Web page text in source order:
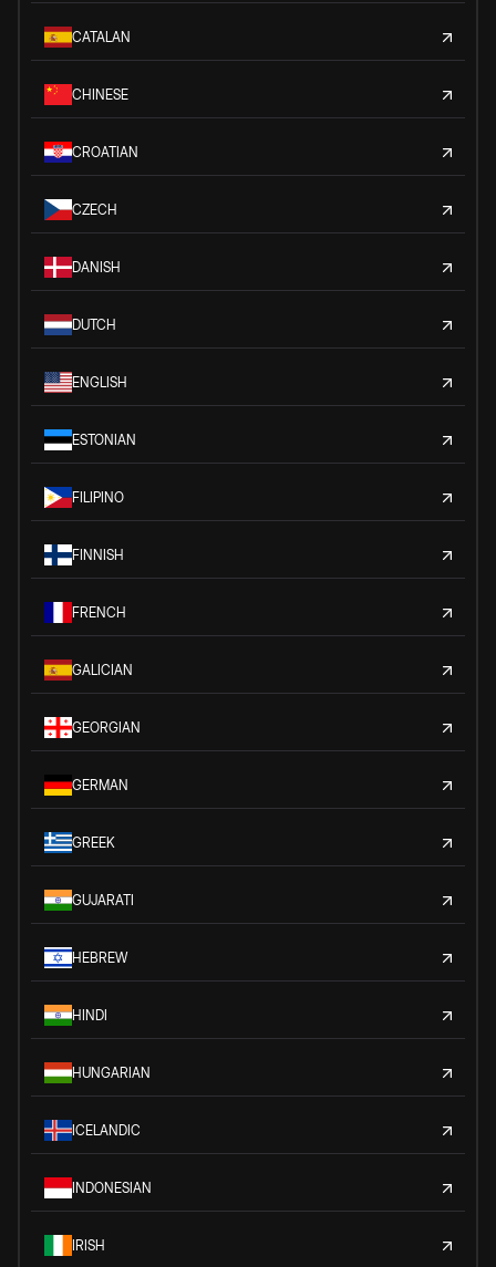
CATALAN
CHINESE
CROATIAN
CZECH
DANISH
DUTCH
ENGLISH
ESTONIAN
FILIPINO
FINNISH
FRENCH
GALICIAN
GEORGIAN
GERMAN
GREEK
GUJARATI
HEBREW
HINDI
HUNGARIAN
ICELANDIC
INDONESIAN
IRISH